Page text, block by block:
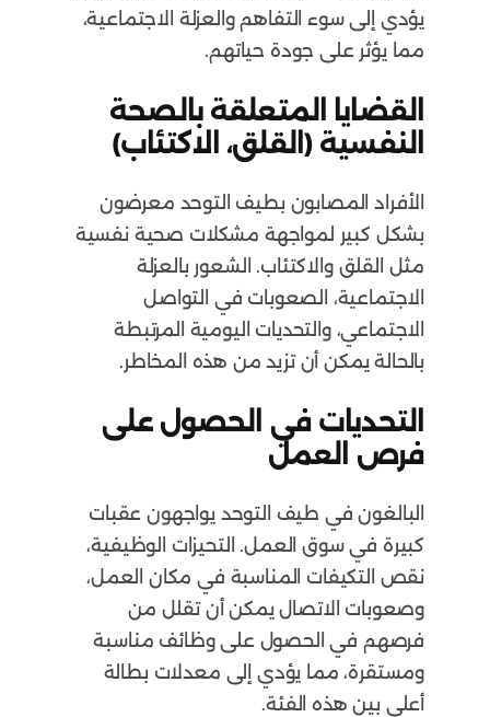
يؤدي إلى سوء التفاهم والعزلة الاجتماعية،
مما يؤثر على جودة حياتهم.
القضايا المتعلقة بالصحة
النفسية (القلق، الاكتئاب)
الأفراد المصابون بطيف التوحد معرضون
بشكل كبير لمواجهة مشكلات صحية نفسية
مثل القلق والاكتئاب. الشعور بالعزلة
الاجتماعية، الصعوبات في التواصل
الاجتماعي، والتحديات اليومية المرتبطة
بالحالة يمكن أن تزيد من هذه المخاطر.
التحديات في الحصول على
فرص العمل
البالغون في طيف التوحد يواجهون عقبات
كبيرة في سوق العمل. التحيزات الوظيفية،
نقص التكيفات المناسبة في مكان العمل،
وصعوبات الاتصال يمكن أن تقلل من
فرصهم في الحصول على وظائف مناسبة
ومستقرة، مما يؤدي إلى معدلات بطالة
أعلى بين هذه الفئة.